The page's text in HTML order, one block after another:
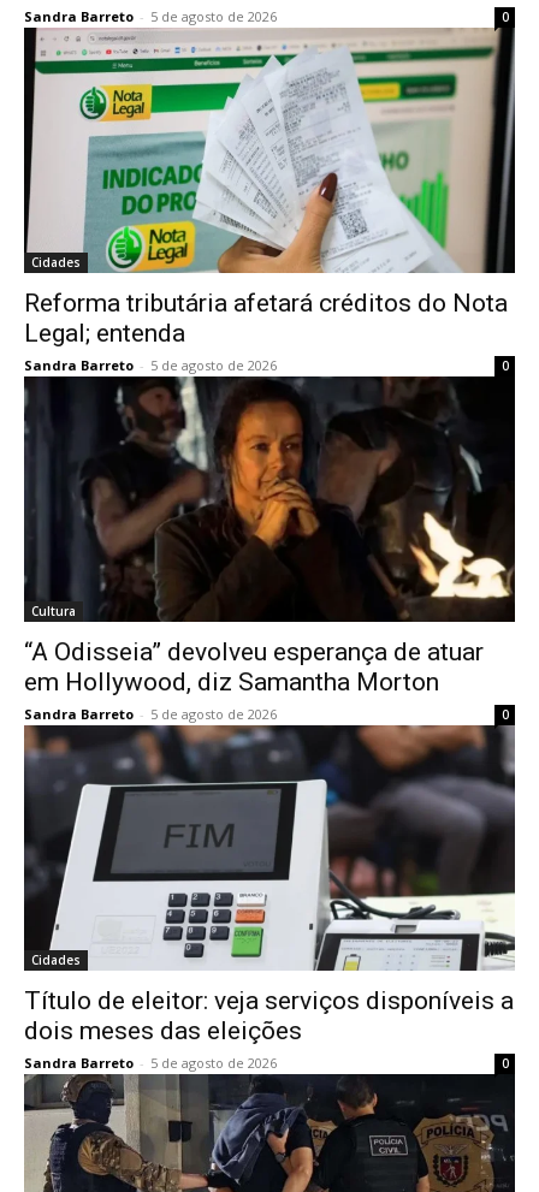
Sandra Barreto - 5 de agosto de 2026 0
Cidades
Reforma tributária afetará créditos do Nota
Legal; entenda
Sandra Barreto - 5 de agosto de 2026 0
Cultura
“A Odisseia” devolveu esperança de atuar
em Hollywood, diz Samantha Morton
Sandra Barreto - 5 de agosto de 2026 0
Cidades
Título de eleitor: veja serviços disponíveis a
dois meses das eleições
Sandra Barreto - 5 de agosto de 2026 0